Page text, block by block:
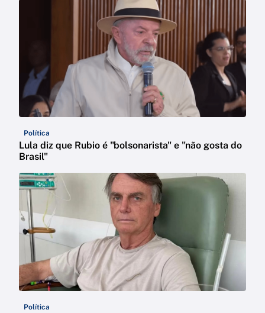
Política
Lula diz que Rubio é "bolsonarista" e "não gosta do
Brasil"
Política